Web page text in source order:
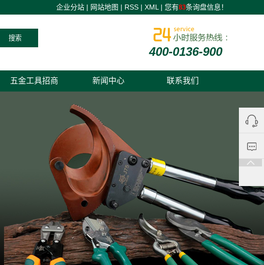
企业分站 | 网站地图 | RSS | XML | 您有83条询盘信息！
400-0136-900
五金工具招商 新闻中心
五金工具招商新闻
五金工具代工知识
联系我们
0535-
言